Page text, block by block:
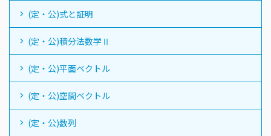
(定・公)式と証明
(定・公)積分法数学Ⅱ
(定・公)平面ベクトル
(定・公)空間ベクトル
(定・公)数列